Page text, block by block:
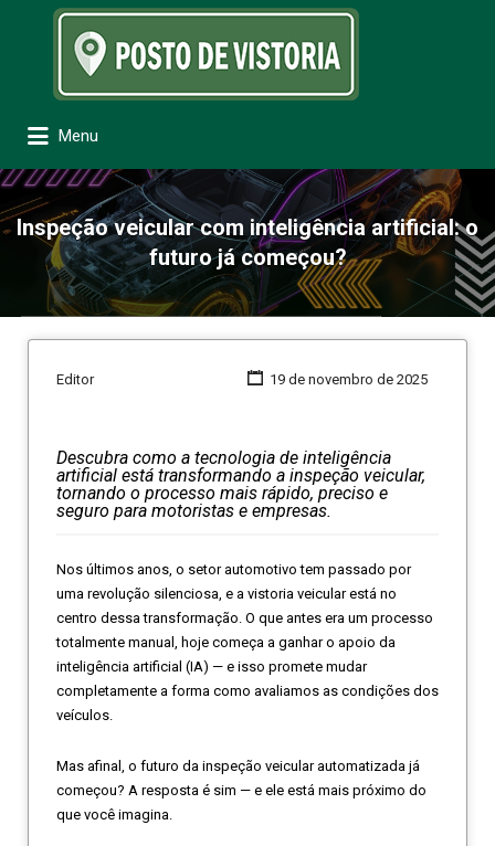
Procurar:
Menu
Inspeção veicular com inteligência artificial: o
futuro já começou?
Editor 19 de novembro de 2025
Descubra como a tecnologia de inteligência
artificial está transformando a inspeção veicular,
tornando o processo mais rápido, preciso e
seguro para motoristas e empresas.
Nos últimos anos, o setor automotivo tem passado por
uma revolução silenciosa, e a vistoria veicular está no
centro dessa transformação. O que antes era um processo
totalmente manual, hoje começa a ganhar o apoio da
inteligência artificial (IA) — e isso promete mudar
completamente a forma como avaliamos as condições dos
veículos.
Mas afinal, o futuro da inspeção veicular automatizada já
começou? A resposta é sim — e ele está mais próximo do
que você imagina.